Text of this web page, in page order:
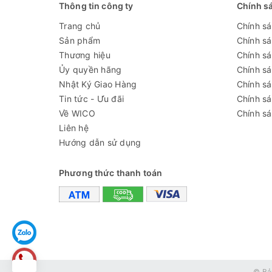
Kích thước: 115mm (L) * 40mm (DIA)
Đèn LED
Bóng đèn LED trắng sáng, 6W, Điều chỉnh độ
bóng
Kiểm soát cường độ thay đổi
Nguồn điện đầu vào: 220V, 50HZ
Cung cấp bao gồm:
Thông tin công ty
Trang chủ
Sản phẩm
Thương hiệu
Ủy quyền hãng
Nhật Ký Giao Hàng
Tin tức - Ưu đãi
Về WICO
Liên hệ
Hướng dẫn sử dụng
Chính
Chính
Chính
Chính
Chính
Chính
Chính
Chính
Phương thức thanh toán